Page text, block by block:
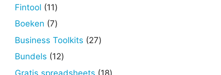
Fintool 1111
producten
Boeken 77
producten
Business Toolkits 2727
Bundels 1212
producten
Gratis spreadsheets 1818